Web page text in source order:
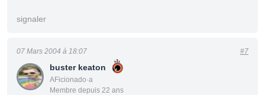
signaler
buster keaton
AFicionado·a
Membre depuis 22 ans
07 Mars 2004 à 18:07 #7